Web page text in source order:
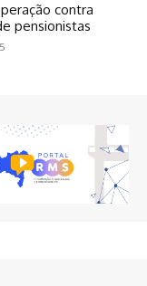
contra
pensionistas